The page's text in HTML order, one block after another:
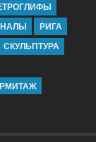
РИГА
СКУЛЬПТУРА